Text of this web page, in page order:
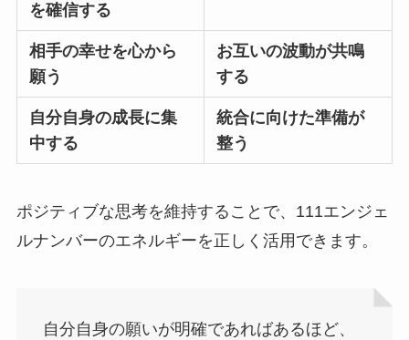
を確信する
相手の幸せを心から
願う
お互いの波動が共鳴
する
自分自身の成長に集
中する
統合に向けた準備が
整う
ポジティブな思考を維持することで、111エンジェ
ルナンバーのエネルギーを正しく活用できます。
自分自身の願いが明確であればあるほど、